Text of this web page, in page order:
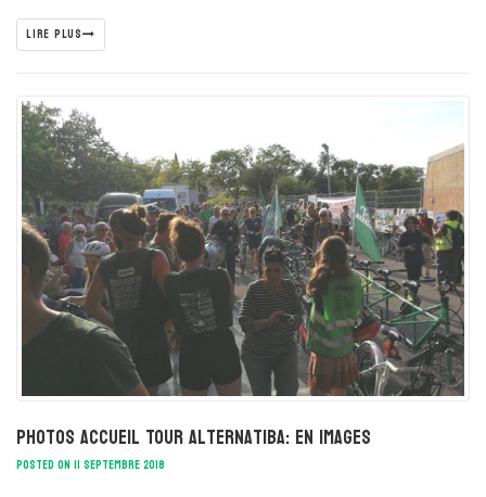
LIRE PLUS
Photos accueil Tour Alternatiba: en images
POSTED ON 11 SEPTEMBRE 2018